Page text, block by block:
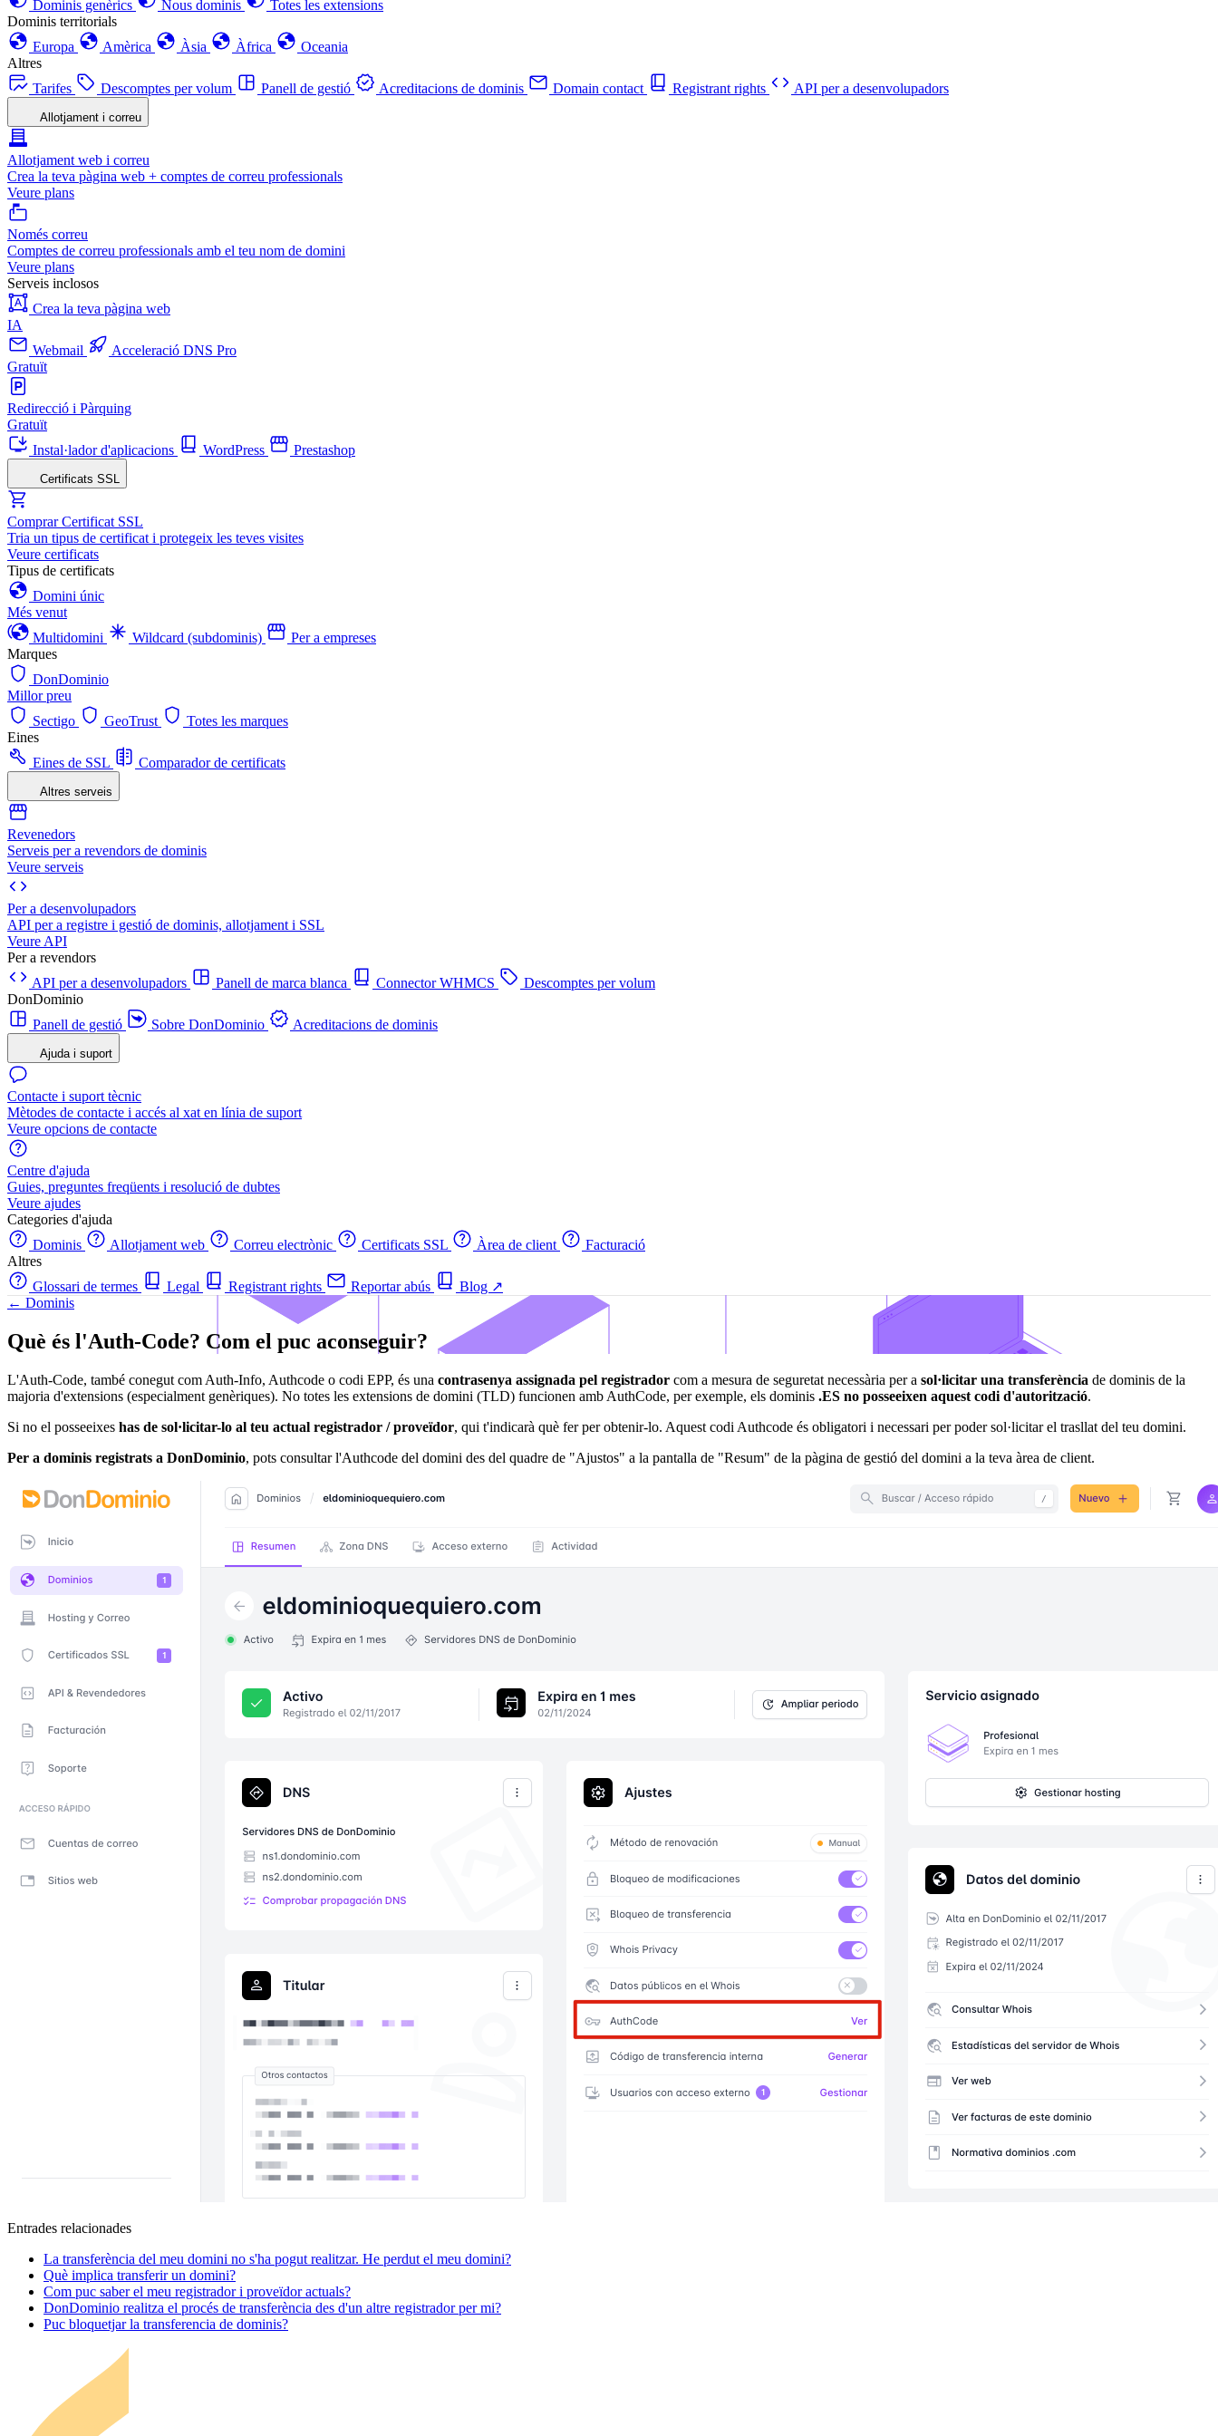
Dominis genèrics Nous dominis
Totes les extensions
Dominis territorials
Europa
Amèrica Àsia Àfrica
Oceania
Altres
Tarifes
Descomptes per volum Panell de gestió Acreditacions de dominis Domain contact Registrant rights API per a desenvolupadors
Allotjament i correu
Allotjament web i correu
Crea la teva pàgina web + comptes de correu professionals
Veure plans
Només correu
Comptes de correu professionals amb el teu nom de domini
Veure plans
Serveis inclosos
Crea la teva pàgina web
IA
Webmail
Acceleració DNS Pro
Gratuït
Redirecció i Pàrquing
Gratuït
Instal·lador d'aplicacions
WordPress Prestashop
Certificats SSL
Comprar Certificat SSL
Tria un tipus de certificat i protegeix les teves visites
Veure certificats
Tipus de certificats
Domini únic
Més venut
Multidomini
Wildcard (subdominis)
Per a empreses
Marques
DonDominio
Millor preu
Sectigo
GeoTrust
Totes les marques
Eines
Eines de SSL
Comparador de certificats
Altres serveis
Revenedors
Serveis per a revendors de dominis
Veure serveis
Per a desenvolupadors
API per a registre i gestió de dominis, allotjament i SSL
Veure API
Per a revendors
API per a desenvolupadors
Panell de marca blanca Connector WHMCS
Descomptes per volum
DonDominio
Panell de gestió
Sobre DonDominio Acreditacions de dominis
Ajuda i suport
Contacte i suport tècnic
Mètodes de contacte i accés al xat en línia de suport
Veure opcions de contacte
Centre d'ajuda
Guies, preguntes freqüents i resolució de dubtes
Veure ajudes
Categories d'ajuda
Dominis
Allotjament web Correu electrònic Certificats SSL Àrea de client
Facturació
Altres
Glossari de termes
Legal Registrant rights Reportar abús Blog ↗
← Dominis
Què és l'Auth-Code? Com el puc aconseguir?
L'Auth-Code, també conegut com Auth-Info, Authcode o codi EPP, és una contrasenya assignada pel registrador com a mesura de seguretat necessària per a sol·licitar una transferència de dominis de la
majoria d'extensions (especialment genèriques). No totes les extensions de domini (TLD) funcionen amb AuthCode, per exemple, els dominis .ES no posseeixen aquest codi d'autorització.
Si no el posseeixes has de sol·licitar-lo al teu actual registrador / proveïdor, qui t'indicarà què fer per obtenir-lo. Aquest codi Authcode és obligatori i necessari per poder sol·licitar el trasllat del teu domini.
Per a dominis registrats a DonDominio, pots consultar l'Authcode del domini des del quadre de "Ajustos" a la pantalla de "Resum" de la pàgina de gestió del domini a la teva àrea de client.
Entrades relacionades
La transferència del meu domini no s'ha pogut realitzar. He perdut el meu domini?
Què implica transferir un domini?
Com puc saber el meu registrador i proveïdor actuals?
DonDominio realitza el procés de transferència des d'un altre registrador per mi?
Puc bloquetjar la transferencia de dominis?